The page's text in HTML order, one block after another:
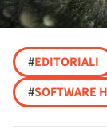
#EDITORIALI
#SOFTWARE